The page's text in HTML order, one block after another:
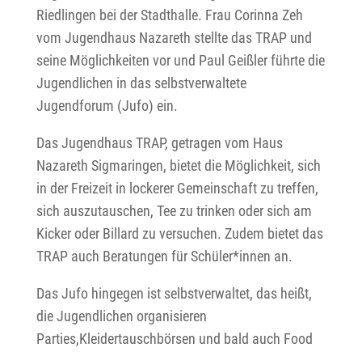
Riedlingen bei der Stadthalle. Frau Corinna Zeh
vom Jugendhaus Nazareth stellte das TRAP und
seine Möglichkeiten vor und Paul Geißler führte die
Jugendlichen in das selbstverwaltete
Jugendforum (Jufo) ein.
Das Jugendhaus TRAP, getragen vom Haus
Nazareth Sigmaringen, bietet die Möglichkeit, sich
in der Freizeit in lockerer Gemeinschaft zu treffen,
sich auszutauschen, Tee zu trinken oder sich am
Kicker oder Billard zu versuchen. Zudem bietet das
TRAP auch Beratungen für Schüler*innen an.
Das Jufo hingegen ist selbstverwaltet, das heißt,
die Jugendlichen organisieren
Parties,Kleidertauschbörsen und bald auch Food